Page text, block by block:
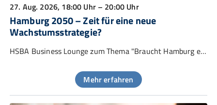
27. Aug. 2026, 18:00 Uhr – 20:00 Uhr
Hamburg 2050 – Zeit für eine neue
Wachstumsstrategie?
HSBA Business Lounge zum Thema "Braucht Hamburg eine neue Standortstrategie?"
Mehr erfahren